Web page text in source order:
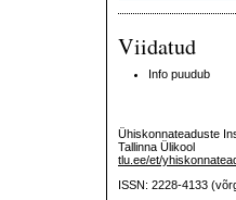
Viidatud
Info puudub
Ühiskonnateaduste
Tallinna Ülikool
tlu.ee/et/
ISSN: 2228-4133